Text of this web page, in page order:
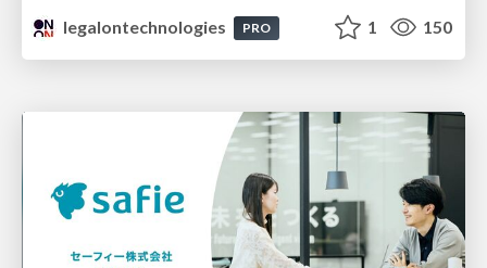
legalontechnologies
PRO 1 150